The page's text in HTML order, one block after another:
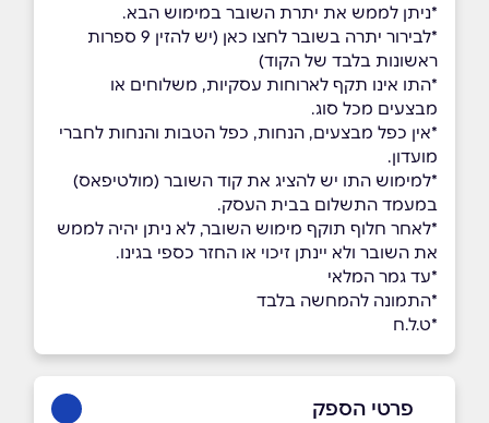
*ניתן לממש את יתרת השובר במימוש הבא.
*לבירור יתרה בשובר לחצו כאן (יש להזין 9 ספרות
ראשונות בלבד של הקוד)
*התו אינו תקף לארוחות עסקיות, משלוחים או
מבצעים מכל סוג.
*אין כפל מבצעים, הנחות, כפל הטבות והנחות לחברי
מועדון.
*למימוש התו יש להציג את קוד השובר (מולטיפאס)
במעמד התשלום בבית העסק.
*לאחר חלוף תוקף מימוש השובר, לא ניתן יהיה לממש
את השובר ולא יינתן זיכוי או החזר כספי בגינו.
*עד גמר המלאי
*התמונה להמחשה בלבד
*ט.ל.ח
פרטי הספק